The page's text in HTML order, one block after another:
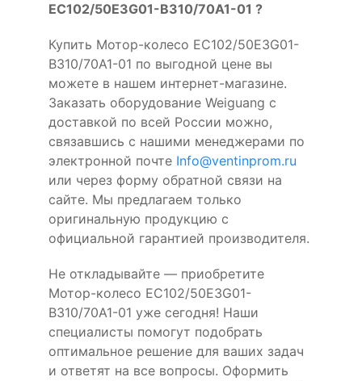
EC102/50E3G01-B310/70A1-01 ?
Купить Мотор-колесо EC102/50E3G01-
B310/70A1-01 по выгодной цене вы
можете в нашем интернет-магазине.
Заказать оборудование Weiguang с
доставкой по всей России можно,
связавшись с нашими менеджерами по
электронной почте Info@ventinprom.ru
или через форму обратной связи на
сайте. Мы предлагаем только
оригинальную продукцию с
официальной гарантией производителя.
Не откладывайте — приобретите
Мотор-колесо EC102/50E3G01-
B310/70A1-01 уже сегодня! Наши
специалисты помогут подобрать
оптимальное решение для ваших задач
и ответят на все вопросы. Оформить